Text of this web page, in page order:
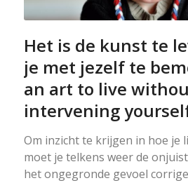
Het is de kunst te
je met jezelf te
an art to live
intervening
Om inzicht te krijgen in hoe je
moet je telkens weer de
het ongegronde gevoel